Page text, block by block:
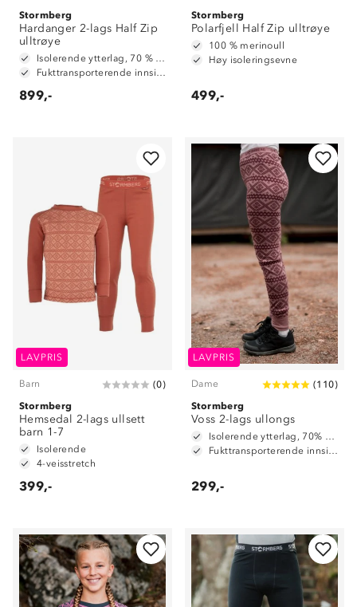
Stormberg
Hardanger 2-lags Half Zip
ulltrøye
Isolerende ytterlag, 70 % ull og 30 % polyester
Fukttransporterende innside, 100 % polyester
899,-
Stormberg
Polarfjell Half Zip ulltrøye
100 % merinoull
Høy isoleringsevne
499,-
LAVPRIS
Barn (0)
Stormberg
Hemsedal 2-lags ullsett
barn 1-7
Isolerende
4-veisstretch
399,-
LAVPRIS
Dame (110)
Stormberg
Voss 2-lags ullongs
Isolerende ytterlag, 70% merinoull / 30% polyester
Fukttransporterende innside, 100% polyester
299,-